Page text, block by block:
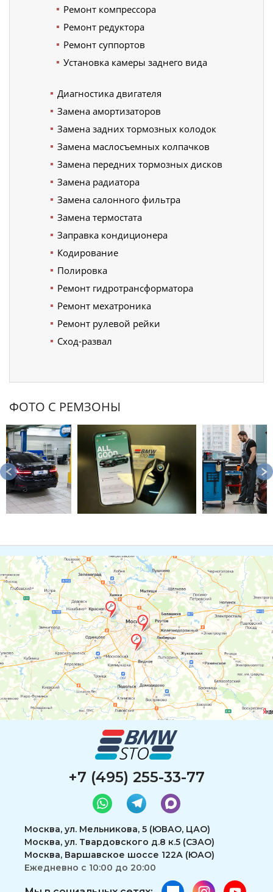
Ремонт компрессора
Ремонт редуктора
Ремонт суппортов
Установка камеры заднего вида
Диагностика двигателя
Замена амортизаторов
Замена задних тормозных колодок
Замена маслосъемных колпачков
Замена передних тормозных дисков
Замена радиатора
Замена салонного фильтра
Замена термостата
Заправка кондиционера
Кодирование
Полировка
Ремонт гидротрансформатора
Ремонт мехатроника
Ремонт рулевой рейки
Сход-развал
ФОТО С РЕМЗОНЫ
+7 (495) 255-33-77
Москва, ул. Мельникова, 5 (ЮВАО, ЦАО)
Москва, ул. Твардовского д.8 к.5 (СЗАО)
Москва, Варшавское шоссе 122А (ЮАО)
Ежедневно с 10:00 до 20:00